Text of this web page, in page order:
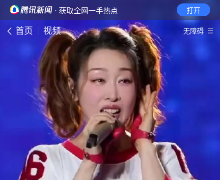
· 获取全网一手热点 打开
首页 视频 无障碍